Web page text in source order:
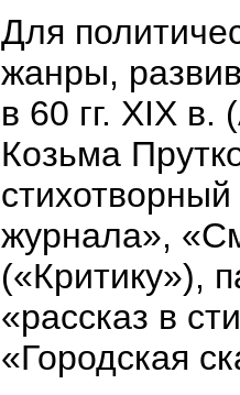
Для
жанры,
в 60 гг. XIX
Козьма
журнала»,
(«Критику»),
«рассказ в
«Городская